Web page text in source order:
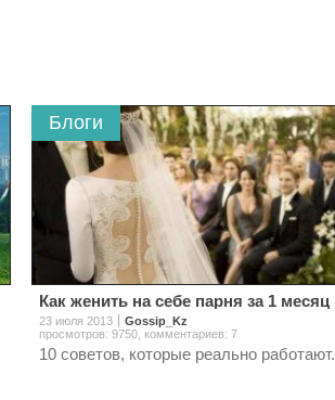
Блоги
Как женить на себе парня за 1 месяц
23 июля 2013
Gossip_Kz
просмотров: 9750 комментариев: 7
10 советов, которые реально работают.